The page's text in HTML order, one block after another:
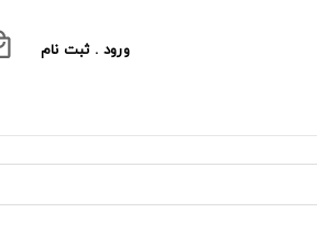
ورود . ثبت نام